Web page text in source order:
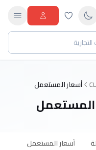
أسعار المستعمل
أسعار المستعمل